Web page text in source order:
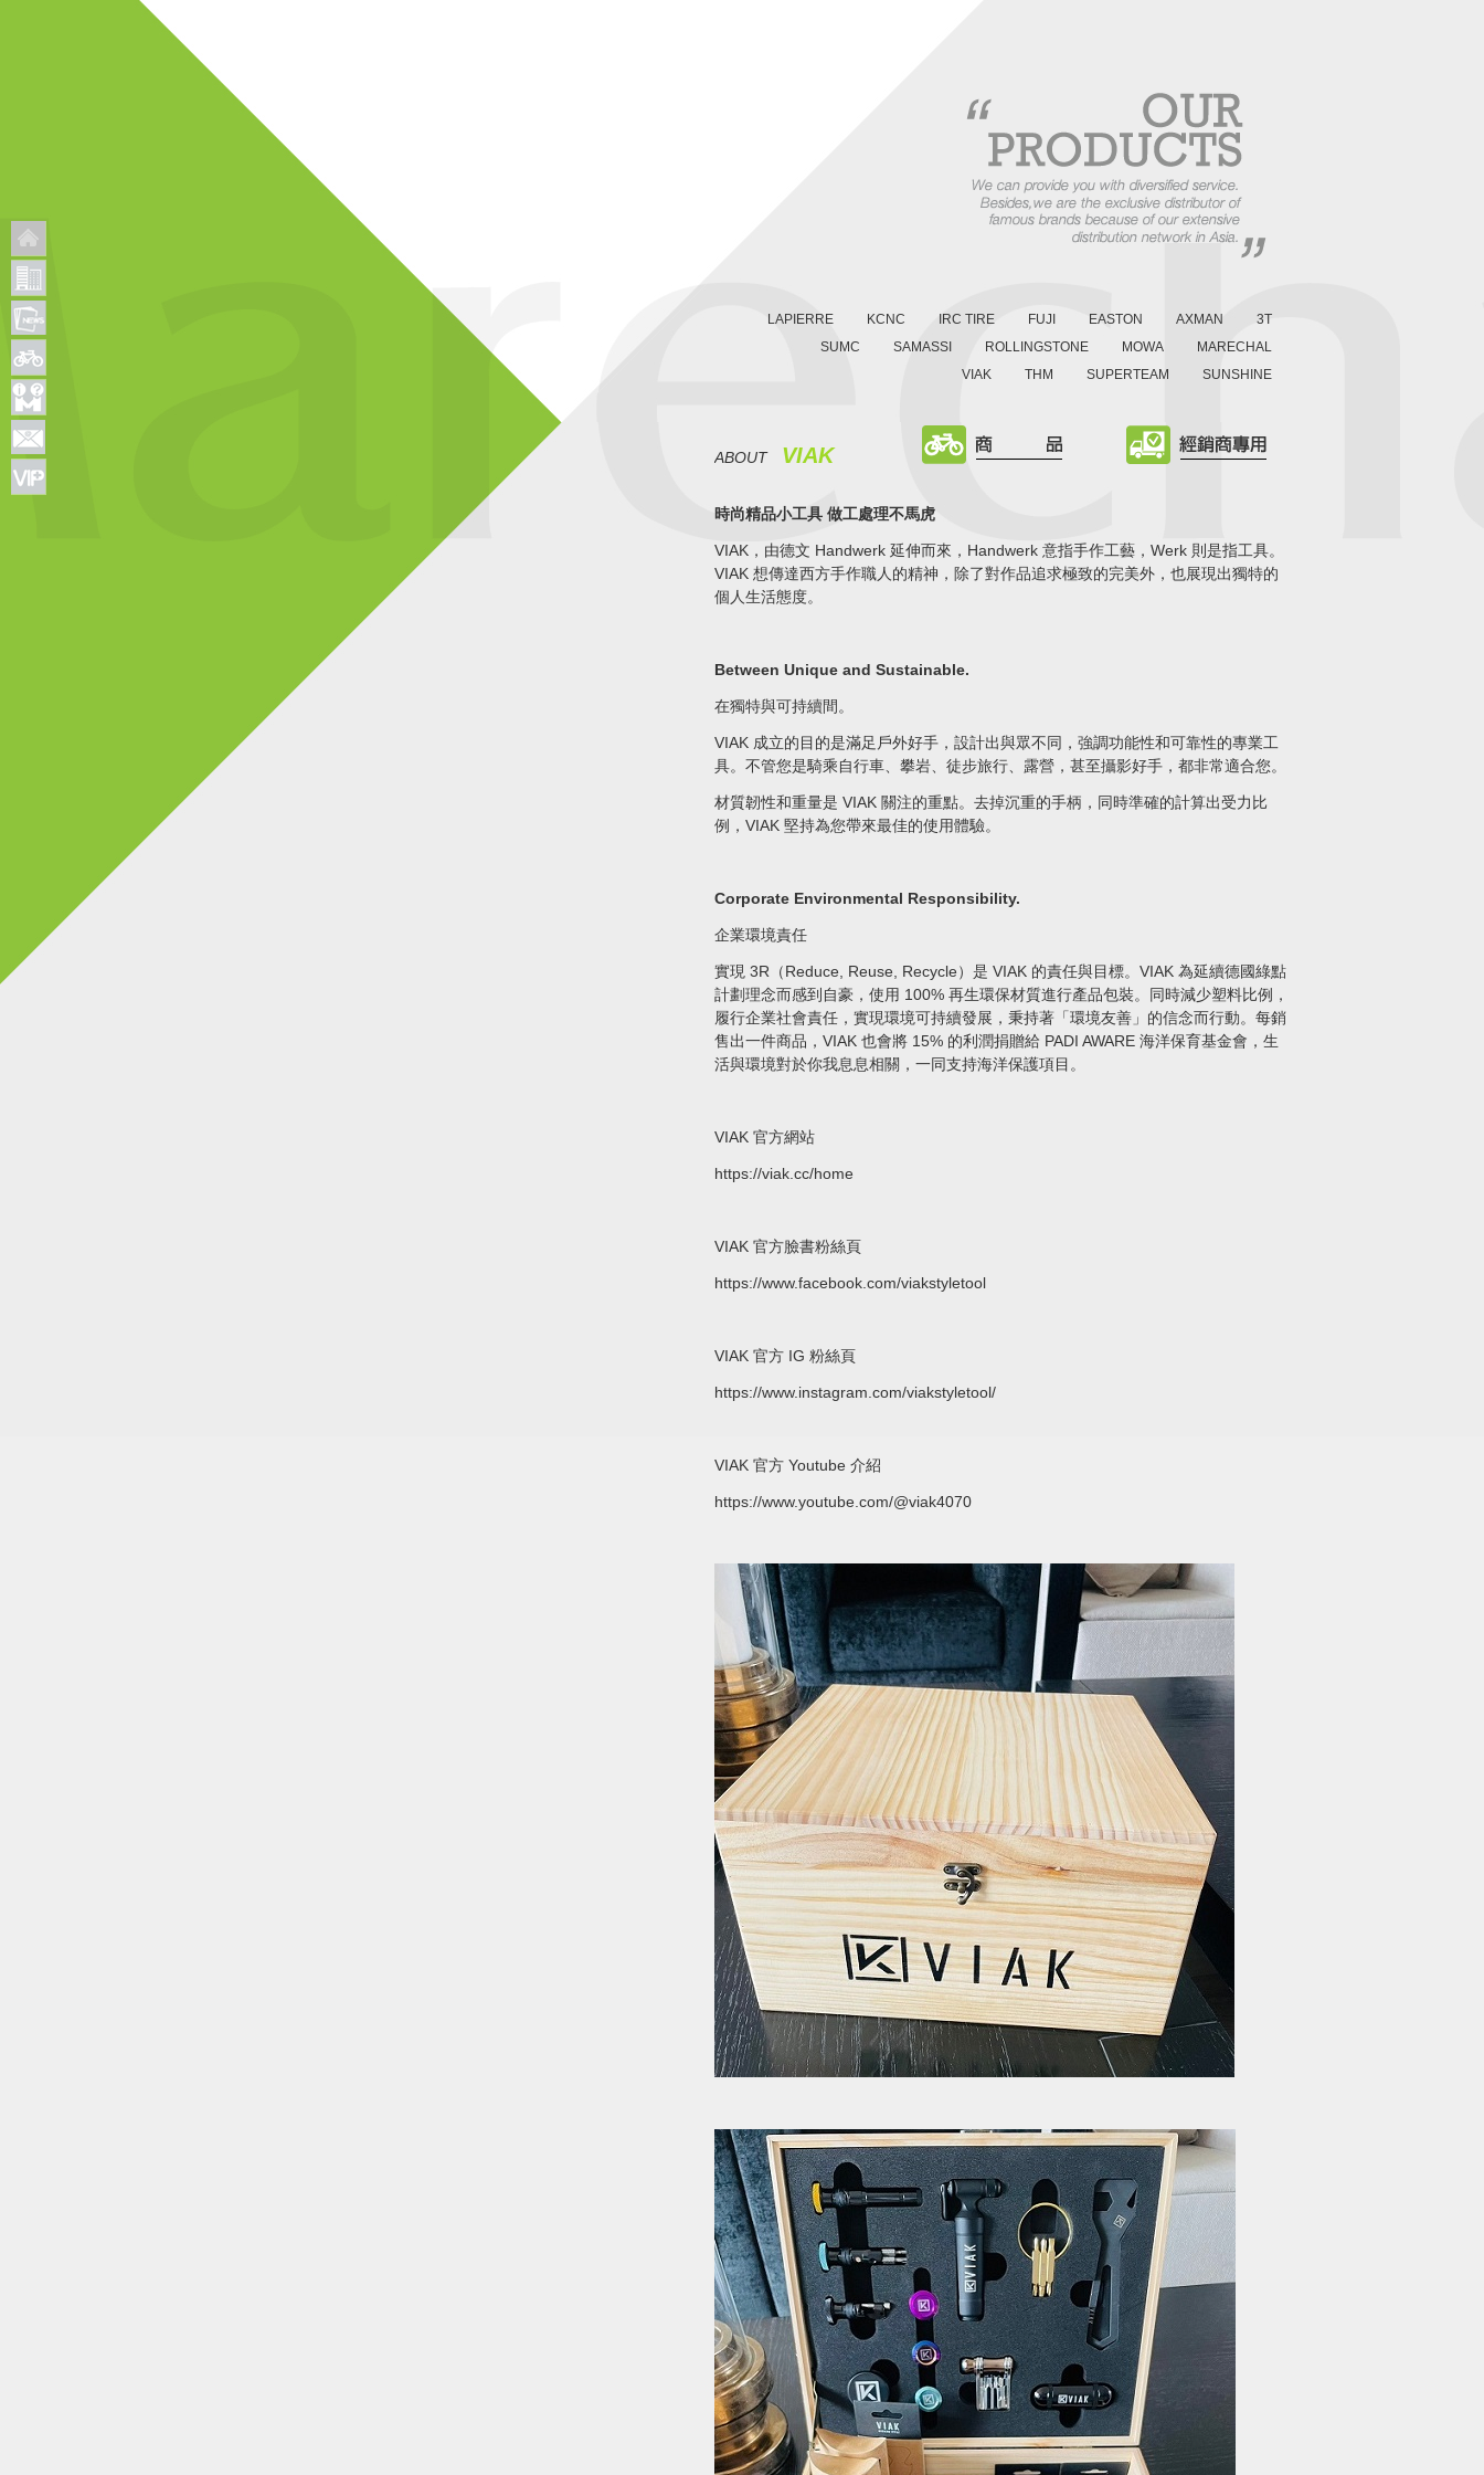
3T
AXMAN
EASTON
FUJI
IRC TIRE
KCNC
LAPIERRE
MARECHAL
MOWA
ROLLINGSTONE
SAMASSI
SUMC
SUNSHINE
SUPERTEAM
THM
VIAK
ABOUT VIAK
時尚精品小工具 做工處理不馬虎
VIAK，由德文 Handwerk 延伸而來，Handwerk 意指手作工藝，Werk 則是指工具。
VIAK 想傳達西方手作職人的精神，除了對作品追求極致的完美外，也展現出獨特的
個人生活態度。
Between Unique and Sustainable.
在獨特與可持續間。
VIAK 成立的目的是滿足戶外好手，設計出與眾不同，強調功能性和可靠性的專業工
具。不管您是騎乘自行車、攀岩、徒步旅行、露營，甚至攝影好手，都非常適合您。
材質韌性和重量是 VIAK 關注的重點。去掉沉重的手柄，同時準確的計算出受力比
例，VIAK 堅持為您帶來最佳的使用體驗。
Corporate Environmental Responsibility.
企業環境責任
實現 3R（Reduce, Reuse, Recycle）是 VIAK 的責任與目標。VIAK 為延續德國綠點
計劃理念而感到自豪，使用 100% 再生環保材質進行產品包裝。同時減少塑料比例，
履行企業社會責任，實現環境可持續發展，秉持著「環境友善」的信念而行動。每銷
售出一件商品，VIAK 也會將 15% 的利潤捐贈給 PADI AWARE 海洋保育基金會，生
活與環境對於你我息息相關，一同支持海洋保護項目。
VIAK 官方網站
https://viak.cc/home
VIAK 官方臉書粉絲頁
https://www.facebook.com/viakstyletool
VIAK 官方 IG 粉絲頁
https://www.instagram.com/viakstyletool/
VIAK 官方 Youtube 介紹
https://www.youtube.com/@viak4070